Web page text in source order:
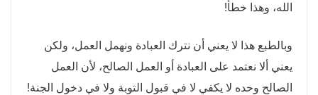
الله، وهذا خطأ!
وبالطبع هذا لا يعني أن نترك العبادة ونهمل العمل، ولكن
يعني ألا نعتمد على العبادة أو العمل الصالح، لأن العمل
الصالح وحده لا يكفي لا في قبول التوبة ولا في دخول الجنة!